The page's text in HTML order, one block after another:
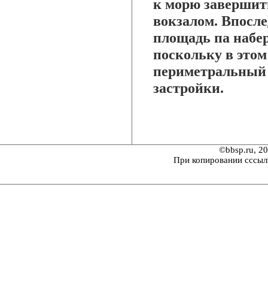
к морю
вокзалом.
площадь па
поскольку в
застройки.
©bbsp.ru,
При копировании